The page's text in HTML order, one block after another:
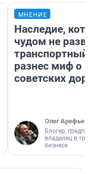
МНЕНИЕ
Наследие,
чудом не
транспортный
разнес миф о
советских
Олег Арефьев
Блогер,
владелец в
бизнесе